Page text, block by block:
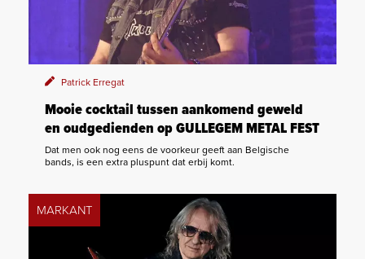
Patrick Erregat
Mooie cocktail tussen aankomend geweld
en oudgedienden op GULLEGEM METAL FEST
Dat men ook nog eens de voorkeur geeft aan Belgische
bands, is een extra pluspunt dat erbij komt.
MARKANT